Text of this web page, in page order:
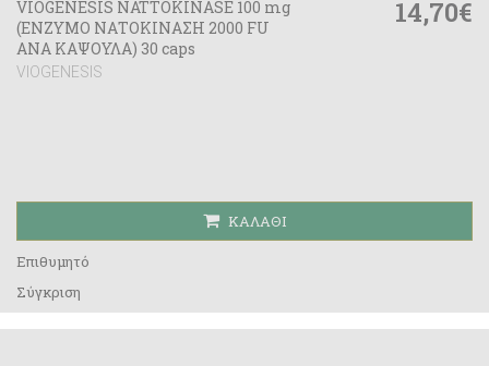
VIOGENESIS NATTOKINASE 100 mg
(ΕΝΖΥΜΟ ΝΑΤΟΚΙΝΑΣΗ 2000 FU
ΑΝΑ ΚΑΨΟΥΛΑ) 30 caps
VIOGENESIS
14,70€
ΚΑΛΆΘΙ
Επιθυμητό
Σύγκριση